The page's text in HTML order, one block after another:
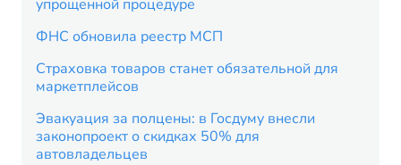
упрощенной процедуре
ФНС обновила реестр МСП
Страховка товаров станет обязательной для
маркетплейсов
Эвакуация за полцены: в Госдуму внесли
законопроект о скидках 50% для
автовладельцев